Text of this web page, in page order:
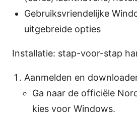
Gebruiksvriendelijke
uitgebreide opties
Installatie: stap-voor-stap
Aanmelden en
Ga naar de officiële
kies voor Windows.